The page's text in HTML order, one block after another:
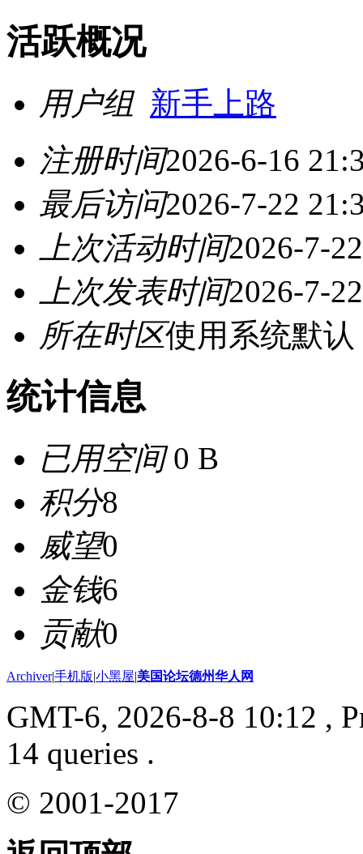
活跃概况
用户组 新手上路
注册时间2026-6-16
最后访问2026-7-22
上次活动时间2026-7-
上次发表时间2026-7-
所在时区使用系统默认
统计信息
已用空间0 B
积分8
威望0
金钱6
贡献0
Archiver|手机版|小黑屋|美国论坛德州华人网
GMT-6, 2026-8-8 10:12 ,
14 queries .
© 2001-2017